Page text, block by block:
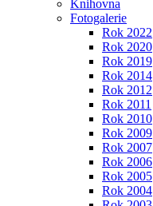
Knihovna
Fotogalerie
Rok 2022
Rok 2020
Rok 2019
Rok 2014
Rok 2012
Rok 2011
Rok 2010
Rok 2009
Rok 2007
Rok 2006
Rok 2005
Rok 2004